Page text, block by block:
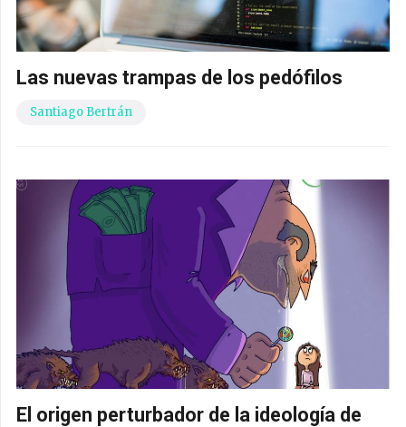
Las nuevas trampas de los pedófilos
Santiago Bertrán
El origen perturbador de la ideología de